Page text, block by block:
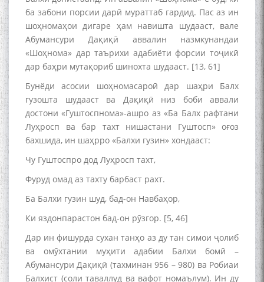
ба забони порсии дарӣ мураттаб гардид. Пас аз ин
шоҳномаҳои дигаре ҳам навишта шудааст, вале
Абумансури Дақиқӣ аввалин назмкунандаи
«Шоҳнома» дар таърихи адабиёти форсии тоҷикӣ
дар баҳри мутақориб шинохта шудааст. [13, 61]
Бунёди асосии шоҳномасароӣ дар шаҳри Балх
гузошта шудааст ва Дақиқӣ низ боби аввали
достони «Гуштоспнома»-ашро аз «Ба Балх рафтани
Луҳросп ва бар тахт нишастани Гуштосп» оғоз
бахшида, ин шаҳрро «Балхи гузин» хондааст:
Чу Гуштоспро дод Луҳросп тахт,
Фуруд омад аз тахту барбаст рахт.
Ба Балхи гузин шуд, бад-он Навбаҳор,
Ки яздонпарастон бад-он рӯзгор. [5, 46]
Дар ин фишурда сухан танҳо аз ду тан симои ҷолиб
ва омӯхтании муҳити адабии Балхи бомӣ –
Абумансури Дақиқӣ (тахминан 956 – 980) ва Робиаи
Балхист (соли таваллуд ва вафот номаълум). Ин ду